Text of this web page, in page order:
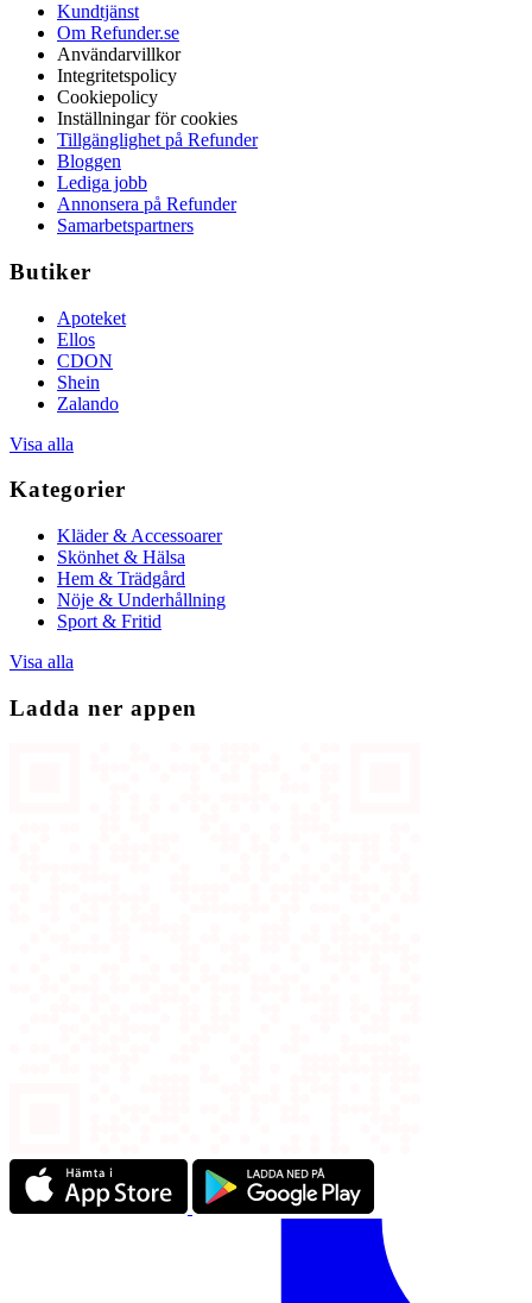
Kundtjänst
Om Refunder.se
Användarvillkor
Integritetspolicy
Cookiepolicy
Inställningar för cookies
Tillgänglighet på Refunder
Bloggen
Lediga jobb
Annonsera på Refunder
Samarbetspartners
Butiker
Apoteket
Ellos
CDON
Shein
Zalando
Visa alla
Kategorier
Kläder & Accessoarer
Skönhet & Hälsa
Hem & Trädgård
Nöje & Underhållning
Sport & Fritid
Visa alla
Ladda ner appen